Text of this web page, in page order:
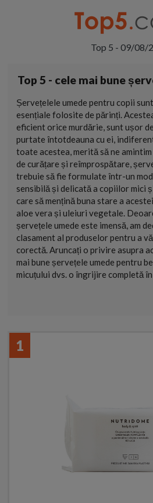
Top 5 - 09/08/
Top 5 - cele mai bune
Șervețelele umede pentru copii
esențiale folosite de părinți.
eficient orice murdărie, sunt ușor
purtate întotdeauna cu ei,
toate acestea, merită să ne
de curățare și reîmprospătare,
trebuie să fie formulate într-un
sensibilă și delicată a copiilor mici
care să mențină buna stare a
aloe vera și uleiuri vegetale.
șervețele umede este imensă, am
clasament al produselor pentru a
corectă. Aruncați o privire asupra
mai bune șervețele umede pentru
micuțului dvs. o îngrijire completă
1